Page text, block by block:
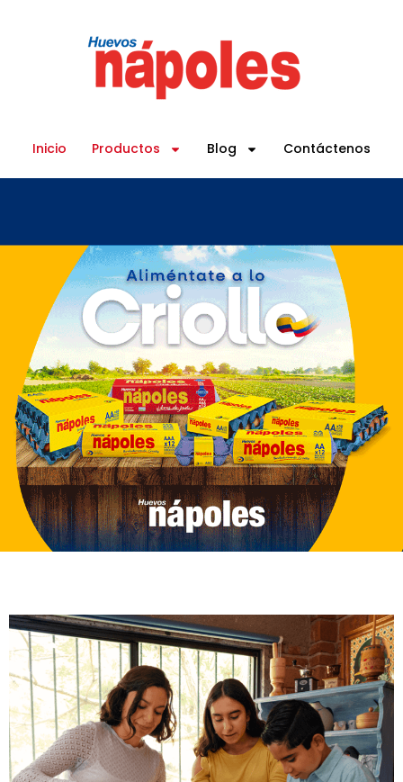
Inicio Productos Blog Contáctenos